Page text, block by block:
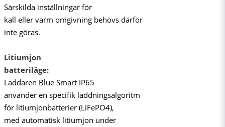
Särskilda inställningar för
kall eller varm omgivning behövs därför
inte göras.
Litiumjon
batteriläge:
Laddaren Blue Smart IP65
använder en specifik laddningsalgoritm
för litiumjonbatterier (LiFePO4),
med automatisk litiumjon under